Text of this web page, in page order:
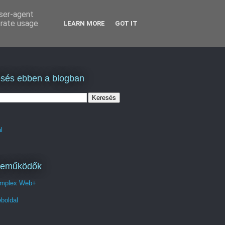
ebben a blogban
Web+
agent
usage
LEARN MORE GOT IT